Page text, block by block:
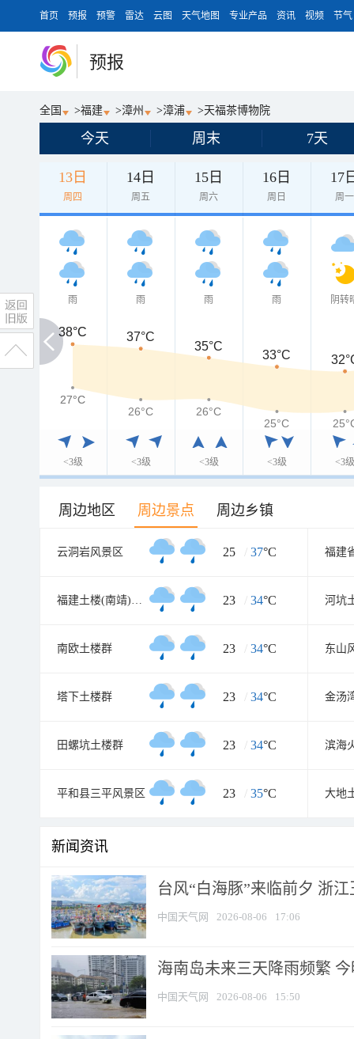
首页 预报 预警 雷达 云图 天气地图 专业产品 资讯 视频 节气
预报
全国 >福建 >漳州 >漳浦 >天福茶博物院
今天 周末 7天
13日
周四
14日
周五
15日
周六
16日
周日
17
周一
雨
<3级
雨
<3级
雨
<3级
雨
<3级
阴转
<3级
38°C
38°C 37°C
35°C
33°C
27°C
27°C
26°C
26°C
25°C
周边地区 周边景点 周边乡镇
云洞岩风景区 25 / 37°C
福建土楼(南靖)景区 23 / 34°C 河坑
南欧土楼群 23 / 34°C 东山
塔下土楼群 23 / 34°C
田螺坑土楼群 23 / 34°C
平和县三平风景区 23 / 35°C 大地
新闻资讯
台风“白海豚”来临前夕 浙
中国天气网 2026-08-06 17:06
海南岛未来三天降雨频繁
中国天气网 2026-08-06 15:50